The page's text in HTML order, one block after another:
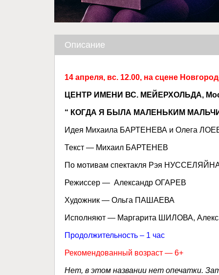
Описание
14 апреля, вс. 12.00, на сцене
ЦЕНТР ИМЕНИ ВС. МЕЙЕРХОЛЬДА,
“ КОГДА Я БЫЛА МАЛЕНЬКИМ
Идея Михаила БАРТЕНЕВА и Олега
Текст — Михаил БАРТЕНЕВ
По мотивам спектакля Рэя
Режиссер — Александр ОГАРЕВ
Художник — Ольга ПАШАЕВА
Исполняют — Маргарита ШИЛОВА,
Продолжительность – 1 час
Рекомендованный возраст — 6+
Нет, в этом названии нет опечатки.